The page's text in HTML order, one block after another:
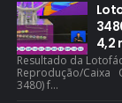
4,2
Resultado da
Reprodução/Caixa
3480) f...